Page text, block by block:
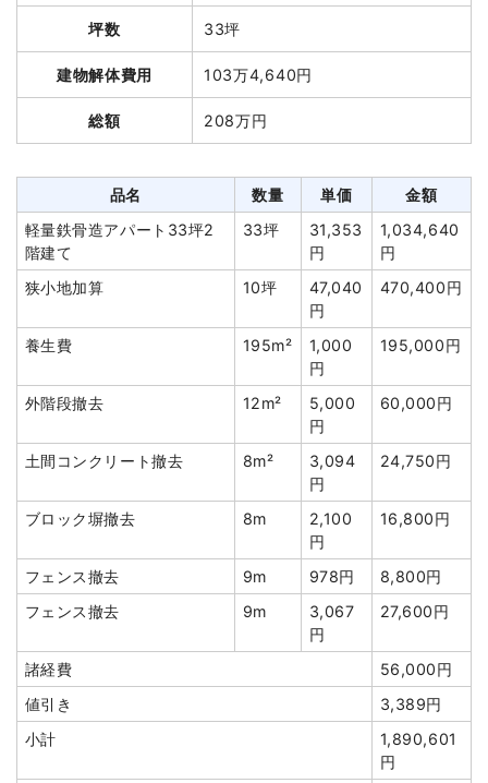
木造小屋11坪2階建て
11坪 14,318円
157,500円
80m²
85,000円
値引き
0円
小計
383,500円
合計金額
414,180円
建物の種類/構造 木造店舗2階建て
坪数
建物解体費用 327万6,000円
総額 433万円
金額
木造店舗84坪2階建て
3,276,000
円
273,600円
坪数 33坪
建物解体費用 103万4,640円
総額 208万円
品名 数量 単価
金額
軽量鉄骨造アパート33坪2
階建て
33坪
31,353
円
1,034,640
円
狭小地加算
10坪
47,040
円
470,400円
養生費 195m²
1,000
円
195,000円
外階段撤去 12m²
5,000
円
60,000円
土間コンクリート撤去 8m²
3,094
円
24,750円
ブロック塀撤去 8m
2,100
円
16,800円
フェンス撤去 9m 978円
8,800円
フェンス撤去
9m
3,067
円
27,600円
諸経費
56,000円
値引き
3,389円
小計
1,890,601
円